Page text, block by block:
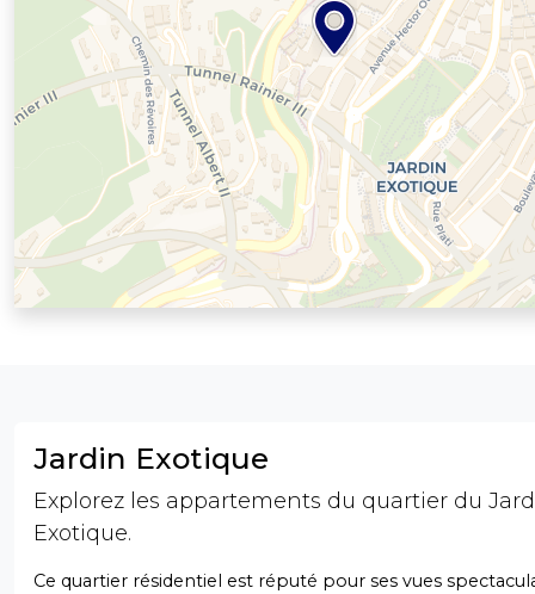
Jardin Exotique
Explorez les appartements du quartier du
Exotique.
Ce quartier résidentiel est réputé pour ses vues